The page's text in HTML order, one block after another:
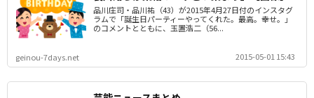
品川庄司・品川祐（43）が2015年4月27日付のインスタグ
ラムで「誕生日パーティーやってくれた。最高。幸せ。」
のコメントとともに、玉置浩二（56...
geinou-7days.net 2015-05-01 15:43